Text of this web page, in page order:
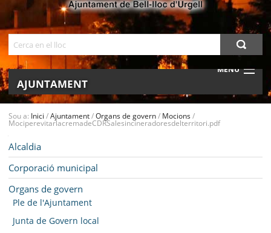
MENU
AJUNTAMENT
BELL-LLOC SOLUCIONA
Sou a: Inici /Ajuntament/Organs de govern/ Mocions/
MociperevitarlacremadeCDRSalesincineradoresdelterritori.pdf
Alcaldia
Corporació municipal
Organs de govern
Ple de l'Ajuntament
Junta de Govern local